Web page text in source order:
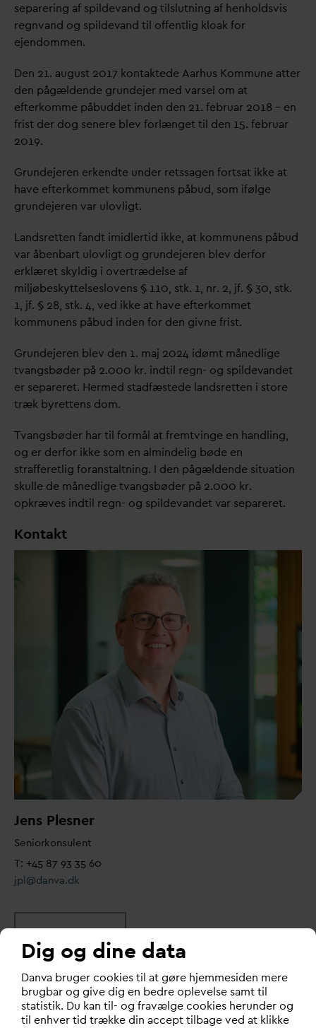
separering af spildevand og tilslutning af henholdsvis
regnvand og spildevand til offentlig kloak for
ejendommen.
Den 21. august 2017 kontaktede Aarhus Kommune atter
den pågældende grundejer med varsel om at
efterkomme påbuddet inden den 21. februar 2018 – en
frist der dog senere blev forlænget til den 15. februar
2019.
Grundejeren erkendte under retssagen fortsat ikke at
have efterkommet kommunens påbud, som ifølge
grundejeren var ulovligt.
Landsretten fandt imidlertid ikke, at kommunens påbud
var åbenbart ulovligt og grundejeren blev derfor
erklæret skyldig i overtrædelse af
miljøbeskyttelseslovens § 110, stk. 1, nr. 2, jf. § 30, stk.
1, jf. § 28, stk. 4, ved ikke at have efterkommet
kommunens påbud inden for den givne frist.
Grundejeren blev den 1. maj 2024 idømt månedlige
tvangsbøder på 2.000 kr. indtil regn- og spildevandet
er separeret. Hermed stadfæstede landsretten i store
træk byrettens dom.
Tvangsbøder har til formål at fremtvinge en handling,
og er derfor ikke som en almindelig bøde en
strafferetlig foranstaltning. I den pågældende situation
skulle de månedlige tvangsbøder på 2.000 kr.
opkræves indtil regn- og spildevandet var separeret.
Kontakt
Jens Plesner
Seniorkonsulent
T: +45 87 93 35 60
jpl@danva.dk
LOVGIVNING
Læs også:
Dig og dine data
Danva bruger cookies til at gøre hjemmesiden mere
brugbar og give dig en bedre oplevelse samt til
statistik. Du kan til- og fravælge cookies herunder og
til enhver tid trække din accept tilbage ved at klikke